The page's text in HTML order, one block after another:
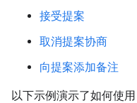
接受提案
取消提案协商
向提案添加备注
以下示例演示了如何使用